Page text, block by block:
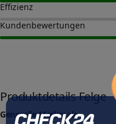
Effizienz
Kundenbewertungen
Produktdetails Felge
Generelle Merkmale